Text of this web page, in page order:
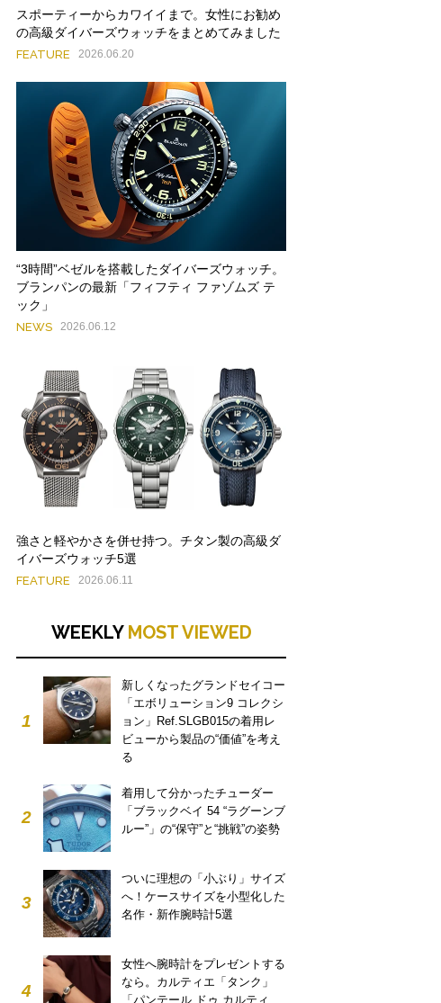
スポーティーからカワイイまで。女性にお勧め
の高級ダイバーズウォッチをまとめてみました
FEATURE 2026.06.20
“3時間”ベゼルを搭載したダイバーズウォッチ。
ブランパンの最新「フィフティ ファゾムズ テ
ック」
NEWS 2026.06.12
強さと軽やかさを併せ持つ。チタン製の高級ダ
イバーズウォッチ5選
FEATURE 2026.06.11
WEEKLY MOST VIEWED
1
新しくなったグランドセイコー
「エボリューション9 コレクシ
ョン」Ref.SLGB015の着用レ
ビューから製品の“価値”を考え
る
2
着用して分かったチューダー
「ブラックベイ 54 “ラグーンブ
ルー”」の“保守”と“挑戦”の姿勢
3
ついに理想の「小ぶり」サイズ
へ！ケースサイズを小型化した
名作・新作腕時計5選
4
女性へ腕時計をプレゼントする
なら。カルティエ「タンク」
「パンテール ドゥ カルティ